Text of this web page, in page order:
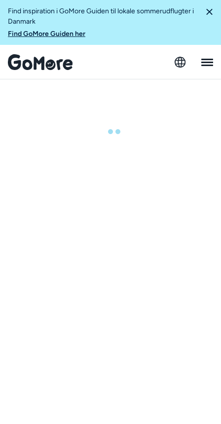
Find inspiration i GoMore Guiden til lokale sommerudflugter i
Danmark
Find GoMore Guiden her